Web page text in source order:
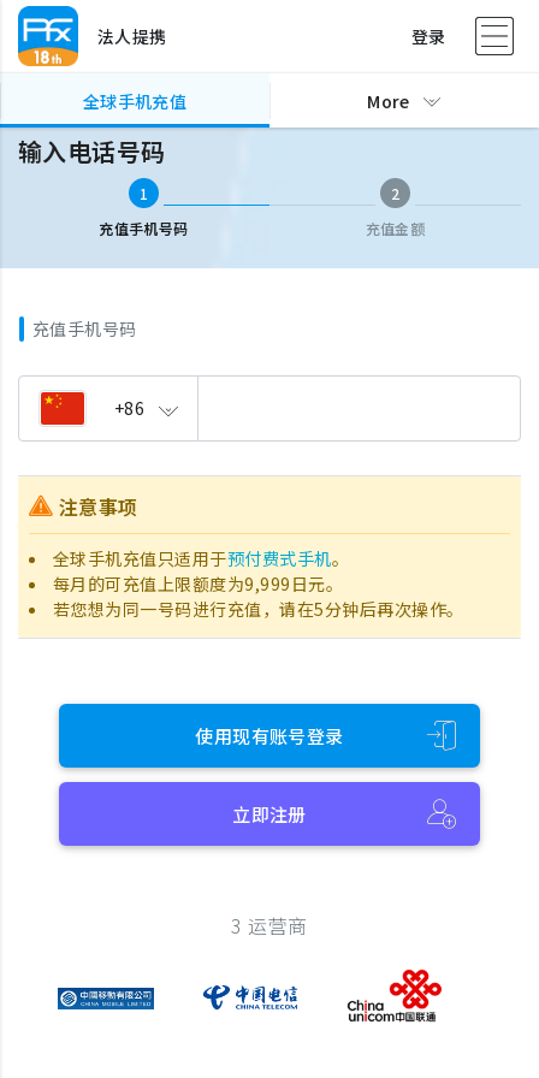
法人提携 登录
全球手机充值 More
全球手机充值 输入电话号码
输入电话号码
1
充值手机号码
2
充值金额
充值手机号码
+86
注意事项
全球手机充值只适用于预付费式手机。
每月的可充值上限额度为9,999日元。
若您想为同一号码进行充值，请在5分钟后再次操作。
使用现有账号登录
立即注册
3 运营商